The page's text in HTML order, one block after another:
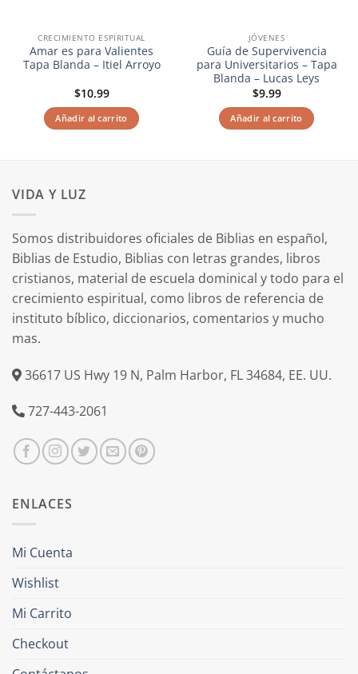
CRECIMIENTO ESPIRITUAL
Amar es para Valientes
Tapa Blanda – Itiel Arroyo
$10.99
Añadir al carrito
JÓVENES
Guía de Supervivencia
para Universitarios – Tapa
Blanda – Lucas Leys
$9.99
Añadir al carrito
VIDA Y LUZ
Somos distribuidores oficiales de Biblias en español,
Biblias de Estudio, Biblias con letras grandes, libros
cristianos, material de escuela dominical y todo para el
crecimiento espiritual, como libros de referencia de
instituto bíblico, diccionarios, comentarios y mucho
mas.
36617 US Hwy 19 N, Palm Harbor, FL 34684, EE. UU.
727-443-2061
ENLACES
Mi Cuenta
Wishlist
Mi Carrito
Checkout